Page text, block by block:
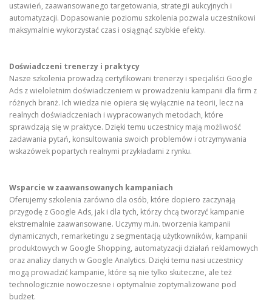
ustawień, zaawansowanego targetowania, strategii aukcyjnych i
automatyzacji. Dopasowanie poziomu szkolenia pozwala uczestnikowi
maksymalnie wykorzystać czas i osiągnąć szybkie efekty.
Doświadczeni trenerzy i praktycy
Nasze szkolenia prowadzą certyfikowani trenerzy i specjaliści Google
Ads z wieloletnim doświadczeniem w prowadzeniu kampanii dla firm z
różnych branż. Ich wiedza nie opiera się wyłącznie na teorii, lecz na
realnych doświadczeniach i wypracowanych metodach, które
sprawdzają się w praktyce. Dzięki temu uczestnicy mają możliwość
zadawania pytań, konsultowania swoich problemów i otrzymywania
wskazówek popartych realnymi przykładami z rynku.
Wsparcie w zaawansowanych kampaniach
Oferujemy szkolenia zarówno dla osób, które dopiero zaczynają
przygodę z Google Ads, jak i dla tych, którzy chcą tworzyć kampanie
ekstremalnie zaawansowane. Uczymy m.in. tworzenia kampanii
dynamicznych, remarketingu z segmentacją użytkowników, kampanii
produktowych w Google Shopping, automatyzacji działań reklamowych
oraz analizy danych w Google Analytics. Dzięki temu nasi uczestnicy
mogą prowadzić kampanie, które są nie tylko skuteczne, ale też
technologicznie nowoczesne i optymalnie zoptymalizowane pod
budżet.